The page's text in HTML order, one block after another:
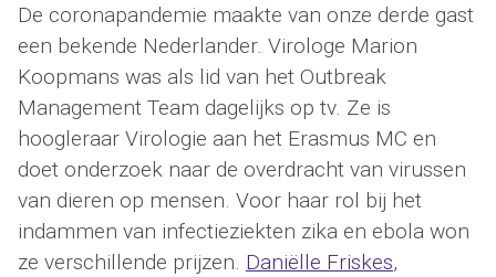
De coronapandemie maakte van onze derde gast
een bekende Nederlander. Virologe Marion
Koopmans was als lid van het Outbreak
Management Team dagelijks op tv. Ze is
hoogleraar Virologie aan het Erasmus MC en
doet onderzoek naar de overdracht van virussen
van dieren op mensen. Voor haar rol bij het
indammen van infectieziekten zika en ebola won
ze verschillende prijzen. Daniëlle Friskes,